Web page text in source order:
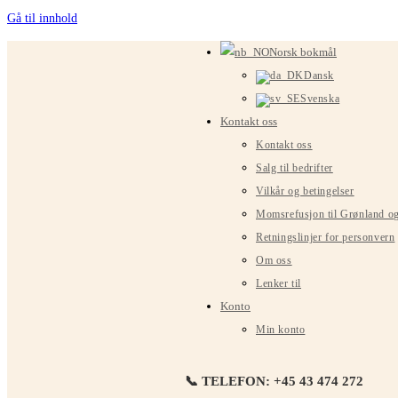
Gå til innhold
Norsk bokmål
Dansk
Svenska
Kontakt oss
Kontakt oss
Salg til bedrifter
Vilkår og betingelser
Momsrefusjon til Grønland
Retningslinjer for personvern
Om oss
Lenker til
Konto
Min konto
📞 TELEFON: +45 43 474 272